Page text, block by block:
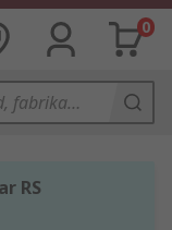
0
RS